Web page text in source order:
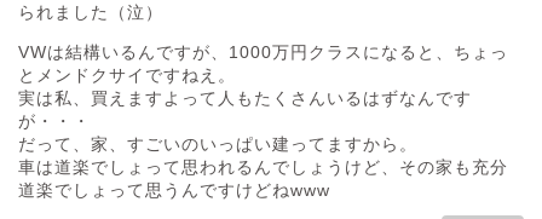
られました（泣）
VWは結構いるんですが、1000万円クラスになると、ちょっ
とメンドクサイですねえ。
実は私、買えますよって人もたくさんいるはずなんです
が・・・
だって、家、すごいのいっぱい建ってますから。
車は道楽でしょって思われるんでしょうけど、その家も充分
道楽でしょって思うんですけどねwww